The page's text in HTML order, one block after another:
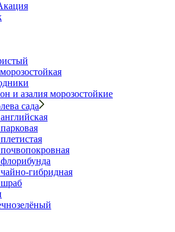
и азалия морозостойкие
сада
гибридная
шраб